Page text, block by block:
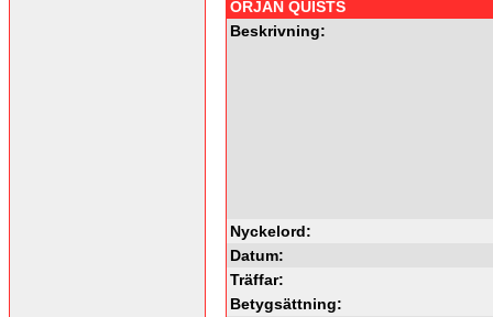
ÖRJAN QUISTS
Beskrivning:
Nyckelord:
Datum:
Träffar:
Betygsättning: